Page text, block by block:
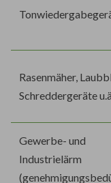
Rasenmäher,
Schreddergeräte u.ä
Gewerbe- und
Industrielärm